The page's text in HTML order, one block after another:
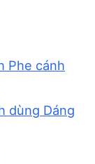
Phe cánh
dùng Dáng